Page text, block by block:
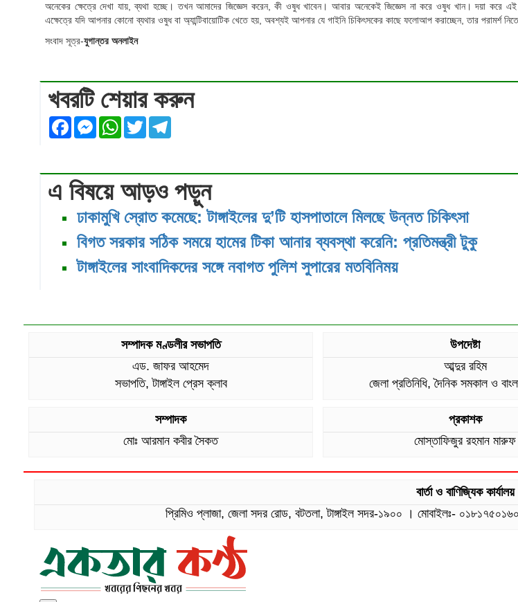
অনেকের ক্ষেত্রে দেখা যায়, ব্যথা হচ্ছে। তখন আমাদের জিজ্ঞেস করেন, কী ওষুধ খাবেন। আবার অনেকেই জিজ্ঞেস না করে ওষুধ খান। দয়া করে
এক্ষেত্রে যদি আপনার কোনো ব্যথার ওষুধ বা অ্যান্টিবায়োটিক খেতে হয়, অবশ্যই আপনার যে গাইনি চিকিৎসকের কাছে ফলোআপ করাচ্ছেন, তার পরামর্শ
সংবাদ সূত্র-যুগান্তর অনলাইন
খবরটি শেয়ার করুন
FacebookMessenger
WhatsApp
Twitter
এ বিষয়ে আড়ও পড়ুন
ঢাকামুখি স্রোত কমেছে: টাঙ্গাইলের দু’টি হাসপাতালে মিলছে উন্নত চিকিৎসা
বিগত সরকার সঠিক সময়ে হামের টিকা আনার ব্যবস্থা করেনি: প্রতিমন্ত্রী টুকু
টাঙ্গাইলের সাংবাদিকদের সঙ্গে নবাগত পুলিশ সুপারের মতবিনিময়
সম্পাদক মণ্ডলীর সভাপতি
এড. জাফর আহমেদ
সভাপতি, টাঙ্গাইল প্রেস ক্লাব
উপদেষ্টা
আব্দুর রহিম
জেলা প্রতিনিধি, দৈনিক সমকাল ও
সম্পাদক
মোঃ আরমান কবীর সৈকত
প্রকাশক
মোস্তাফিজুর রহমান মারুফ
বার্তা ও বাণিজ্যিক কার্যালয়
প্রিমিও প্লাজা, জেলা সদর রোড, বটতলা, টাঙ্গাইল সদর-১৯০০ । মোবাইলঃ-